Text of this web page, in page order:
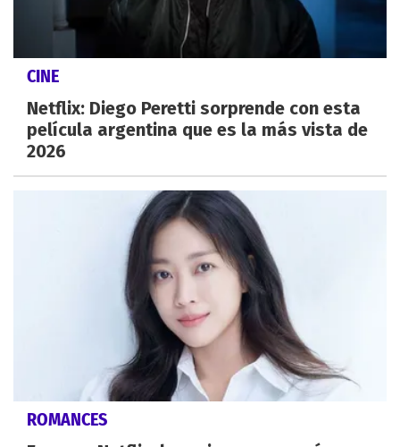
CINE
Netflix: Diego Peretti sorprende con esta
película argentina que es la más vista de
2026
ROMANCES